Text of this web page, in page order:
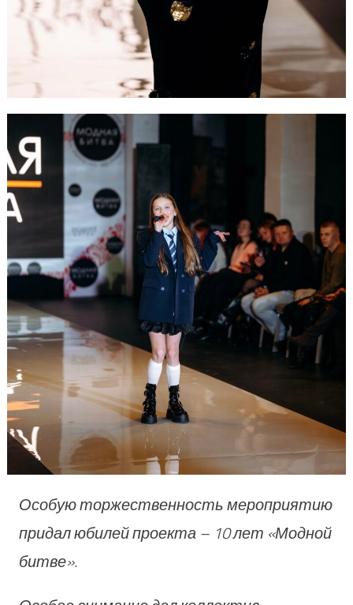
Особую торжественность мероприятию
придал юбилей проекта – 10 лет «Модной
битве».